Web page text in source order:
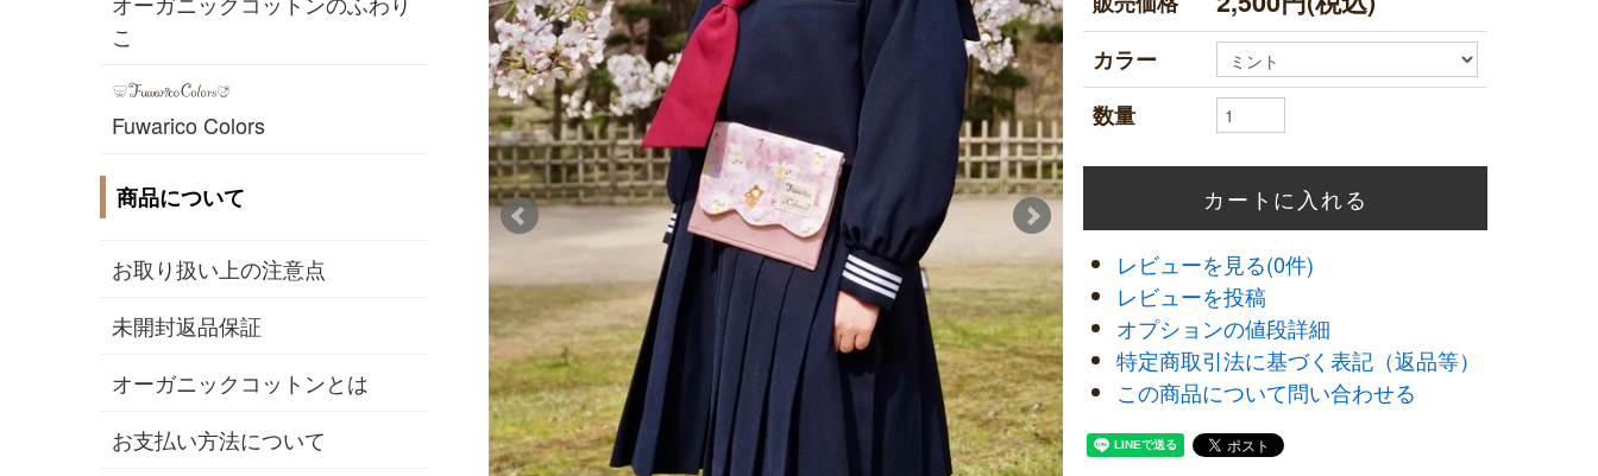
カラー
数量
レビューを見る(0件)
レビューを投稿
オプションの値段詳細
特定商取引法に基づく表記（返品等）
この商品について問い合わせる
こ
Fuwarico Colors
商品について
お取り扱い上の注意点
未開封返品保証
オーガニックコットンとは
お支払い方法について